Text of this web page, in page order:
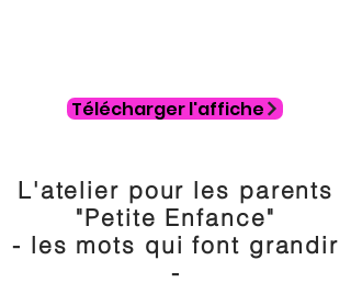
Télécharger l'affiche
L'atelier pour les parents
"Petite Enfance"
- les mots qui font grandir
-